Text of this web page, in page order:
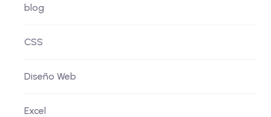
blog
CSS
Diseño Web
Excel